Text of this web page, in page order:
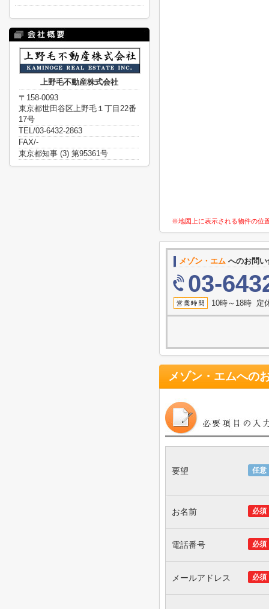
※地図上に表示される物件の位
メゾン・エム へのお問
03-
10時～18時 定
メゾン・エムへの
任意
要望
必須
お名前
必須
電話番号
必須
メールアドレス
上野毛不動産株式会社
〒158-0093
東京都世田谷区上野毛１丁目22番
17号
TEL/03-6432-2863
FAX/-
東京都知事 (3) 第95361号